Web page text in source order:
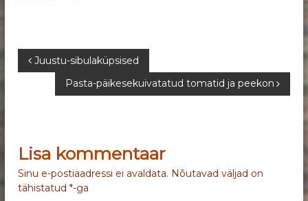
N
i
g
Juustu-sibulaküpsised
Pasta-päikesekuivatatud tomatid ja peekon
Lisa kommentaar
Sinu e-postiaadressi ei avaldata. Nõutavad väljad on
tähistatud*-ga